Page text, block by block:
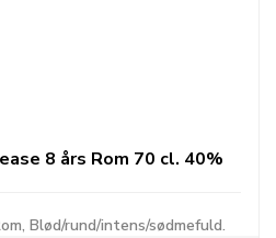
8 års Rom 70 cl. 40%
Blød/rund/intens/sødmefuld.